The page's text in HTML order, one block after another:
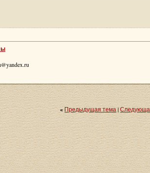
«Предыдущая тема|